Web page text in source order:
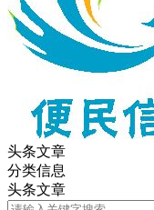
头条文章
分类信息
头条文章